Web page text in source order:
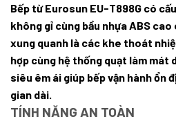
Bếp từ Eurosun EU-T898G có
không gỉ cùng bầu nhựa ABS cao
xung quanh là các khe thoát
hợp cùng hệ thống quạt làm mát
siêu êm ái giúp bếp vận hành ổn
gian dài.
TÍNH NĂNG AN TOÀN